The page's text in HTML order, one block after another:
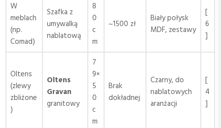
W
meblach
(np.
Comad)
Szafka z
umywalką
nablatową
8
0
c
m
~1500 zł
Biały połysk
MDF, zestawy
[
6
]
Oltens
(zlewy
zbliżone
)
Oltens
Gravan
granitowy
7
9×
5
0
c
m
Brak
dokładnej
Czarny, do
nablatowych
aranżacji
[
4
]